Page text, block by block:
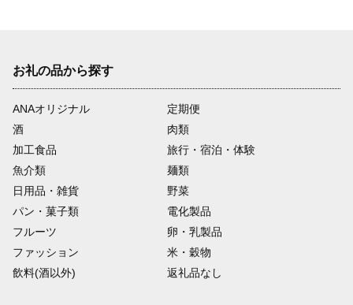
お礼の品から探す
ANAオリジナル
定期便
酒
肉類
加工食品
旅行・宿泊・体験
魚介類
麺類
日用品・雑貨
野菜
パン・菓子類
電化製品
フルーツ
卵・乳製品
ファッション
米・穀物
飲料(酒以外)
返礼品なし